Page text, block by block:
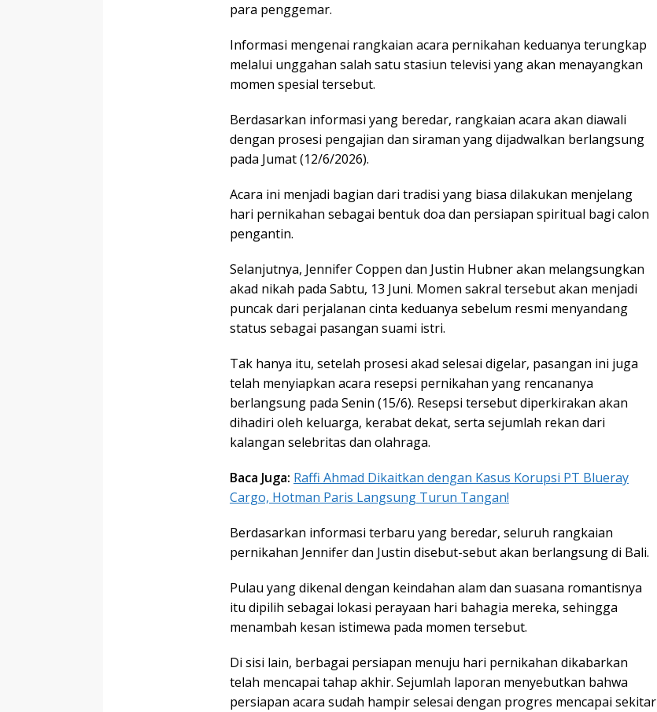
para penggemar.
Informasi mengenai rangkaian acara pernikahan keduanya terungkap
melalui unggahan salah satu stasiun televisi yang akan menayangkan
momen spesial tersebut.
Berdasarkan informasi yang beredar, rangkaian acara akan diawali
dengan prosesi pengajian dan siraman yang dijadwalkan berlangsung
pada Jumat (12/6/2026).
Acara ini menjadi bagian dari tradisi yang biasa dilakukan menjelang
hari pernikahan sebagai bentuk doa dan persiapan spiritual bagi calon
pengantin.
Selanjutnya, Jennifer Coppen dan Justin Hubner akan melangsungkan
akad nikah pada Sabtu, 13 Juni. Momen sakral tersebut akan menjadi
puncak dari perjalanan cinta keduanya sebelum resmi menyandang
status sebagai pasangan suami istri.
Tak hanya itu, setelah prosesi akad selesai digelar, pasangan ini juga
telah menyiapkan acara resepsi pernikahan yang rencananya
berlangsung pada Senin (15/6). Resepsi tersebut diperkirakan akan
dihadiri oleh keluarga, kerabat dekat, serta sejumlah rekan dari
kalangan selebritas dan olahraga.
Baca Juga: Raffi Ahmad Dikaitkan dengan Kasus Korupsi PT Blueray
Cargo, Hotman Paris Langsung Turun Tangan!
Berdasarkan informasi terbaru yang beredar, seluruh rangkaian
pernikahan Jennifer dan Justin disebut-sebut akan berlangsung di Bali.
Pulau yang dikenal dengan keindahan alam dan suasana romantisnya
itu dipilih sebagai lokasi perayaan hari bahagia mereka, sehingga
menambah kesan istimewa pada momen tersebut.
Di sisi lain, berbagai persiapan menuju hari pernikahan dikabarkan
telah mencapai tahap akhir. Sejumlah laporan menyebutkan bahwa
persiapan acara sudah hampir selesai dengan progres mencapai sekitar